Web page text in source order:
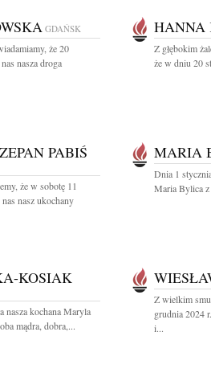
GDAŃSK
że 20
nasza droga
HANNA
Z głębokim
że w dniu 20
PABIŚ
że w sobotę 11
nasz ukochany
MARIA
Dnia 1
Maria Bylica
KOSIAK
nasza kochana Maryla
mądra, dobra,...
Z wielkim
grudnia 2024
i...